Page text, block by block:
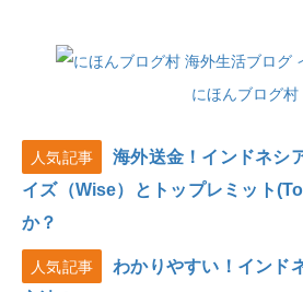
にほんブログ村
人気記事
海外送金！インドネシ
イズ（Wise）とトップレミット
か？
人気記事
わかりやすい！インド